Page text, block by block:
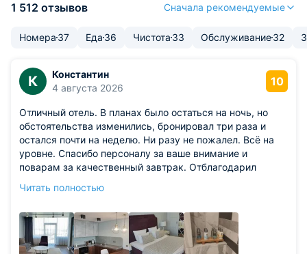
1 512 отзывов Сначала рекомендуемые
Номера 37 Еда 36 Чистота 33 Обслуживание32
К
Константин
4 августа 2026
10
Отличный отель. В планах было остаться на ночь, но
обстоятельства изменились, бронировал три раза и
остался почти на неделю. Ни разу не пожалел. Всё на
уровне. Спасибо персоналу за ваше внимание и
поварам за качественный завтрак. Отблагодарил
друзьям, где нужно останавливаться. Следующий раз
Читать полностью